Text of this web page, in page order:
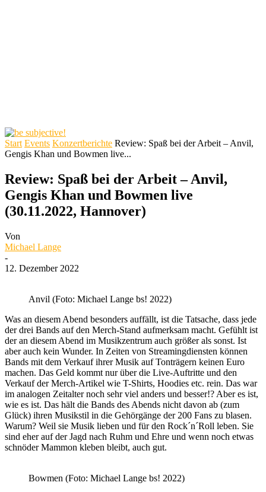
Start Events Konzertberichte Review: Spaß bei der Arbeit – Anvil,
Gengis Khan und Bowmen live...
Review: Spaß bei der Arbeit – Anvil,
Gengis Khan und Bowmen live
(30.11.2022, Hannover)
Von
Michael Lange
-
12. Dezember 2022
Anvil (Foto: Michael Lange bs! 2022)
Was an diesem Abend besonders auffällt, ist die Tatsache, dass jede
der drei Bands auf den Merch-Stand aufmerksam macht. Gefühlt ist
der an diesem Abend im Musikzentrum auch größer als sonst. Ist
aber auch kein Wunder. In Zeiten von Streamingdiensten können
Bands mit dem Verkauf ihrer Musik auf Tonträgern keinen Euro
machen. Das Geld kommt nur über die Live-Auftritte und den
Verkauf der Merch-Artikel wie T-Shirts, Hoodies etc. rein. Das war
im analogen Zeitalter noch sehr viel anders und besser!? Aber es ist,
wie es ist. Das hält die Bands des Abends nicht davon ab (zum
Glück) ihren Musikstil in die Gehörgänge der 200 Fans zu blasen.
Warum? Weil sie Musik lieben und für den Rock´n´Roll leben. Sie
sind eher auf der Jagd nach Ruhm und Ehre und wenn noch etwas
schnöder Mammon kleben bleibt, auch gut.
Bowmen (Foto: Michael Lange bs! 2022)